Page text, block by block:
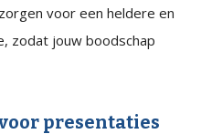
voor een heldere en
zodat jouw boodschap
presentaties